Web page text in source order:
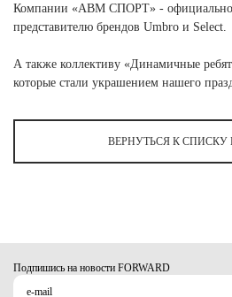
Компании «АВМ СПОРТ» -
представителю брендов Umbro и Select.
А также коллективу «Динамичные
которые стали украшением нашего
ВЕРНУТЬСЯ К СПИСКУ
Подпишись на новости FORWARD